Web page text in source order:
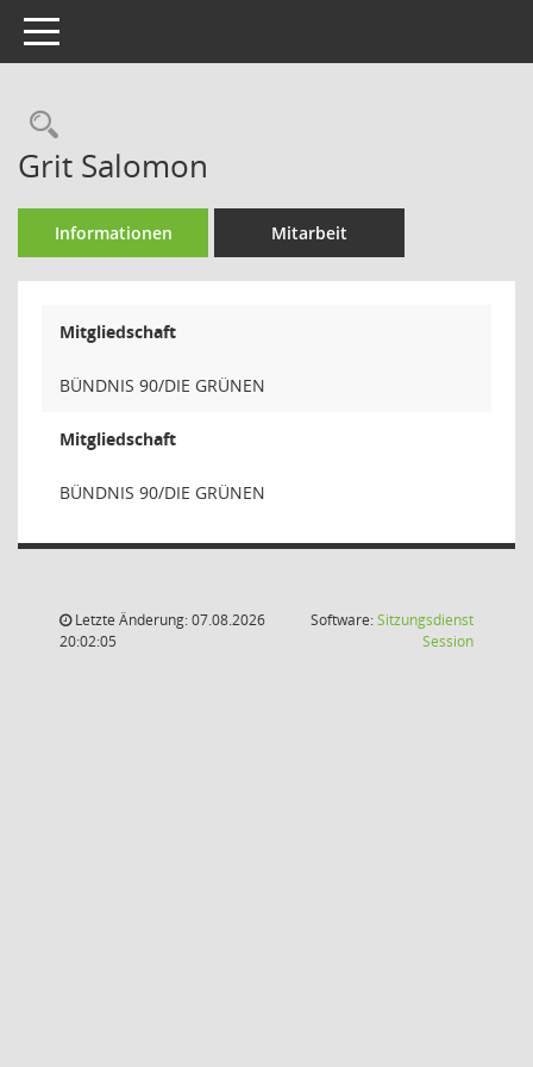
Toggle navigation
Rechercheauswahl
Grit Salomon
Informationen Mitarbeit
Mitgliedschaft
BÜNDNIS 90/DIE GRÜNEN
Mitgliedschaft
BÜNDNIS 90/DIE GRÜNEN
Letzte Änderung: 07.08.2026
20:02:05
Software:Sitzungsdienst
Session(Wird in